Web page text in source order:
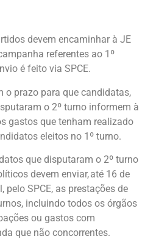
devem encaminhar à JE
referentes ao 1º
é feito via SPCE.
o prazo para que candidatas,
o 2º turno informem à
gastos que tenham realizado
eleitos no 1º turno.
que disputaram o 2º turno
devem enviar, até 16 de
pelo SPCE, as prestações de
incluindo todos os órgãos
ou gastos com
que não concorrentes.